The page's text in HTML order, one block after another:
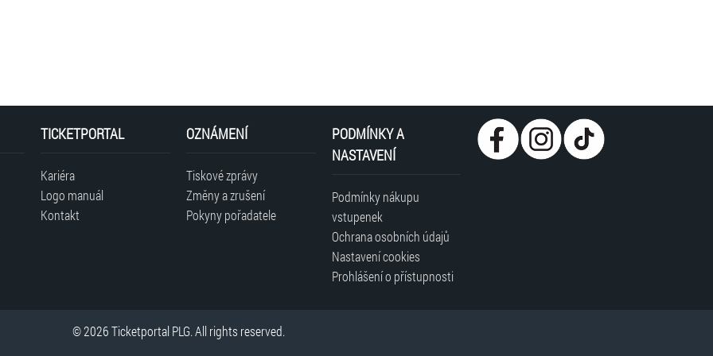
TICKETPORTAL
Kariéra
Logo manuál
Kontakt
OZNÁMENÍ
Tiskové zprávy
Změny a zrušení
Pokyny pořadatele
PODMÍNKY A
NASTAVENÍ
Podmínky nákupu
vstupenek
Ochrana osobních údajů
Nastavení cookies
Prohlášení o přístupnosti
© 2026 Ticketportal PLG. All rights reserved.